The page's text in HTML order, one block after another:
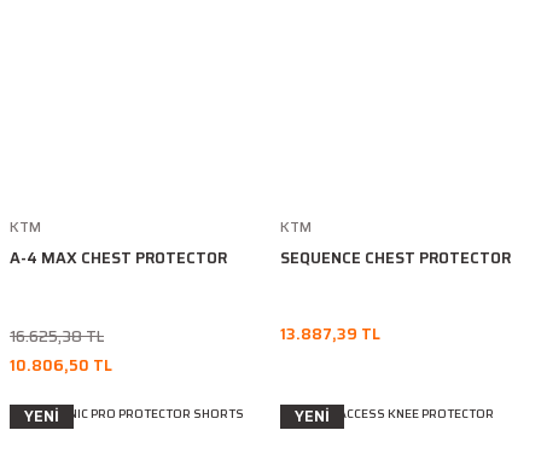
KTM
A-4 MAX CHEST PROTECTOR
16.625,38 TL
10.806,50 TL
KTM
SEQUENCE CHEST PROTECTOR
13.887,39 TL
YENİ YENİ